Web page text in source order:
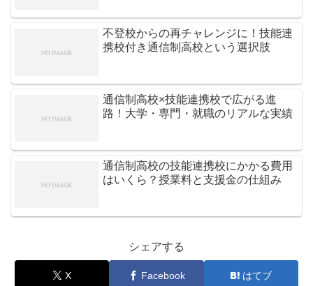
不登校からの再チャレンジに！技能連
携校付き通信制高校という選択肢
通信制高校×技能連携校で広がる進
路！大学・専門・就職のリアルな実績
通信制高校の技能連携校にかかる費用
はいくら？授業料と支援金の仕組み
シェアする
X Facebook はてブ